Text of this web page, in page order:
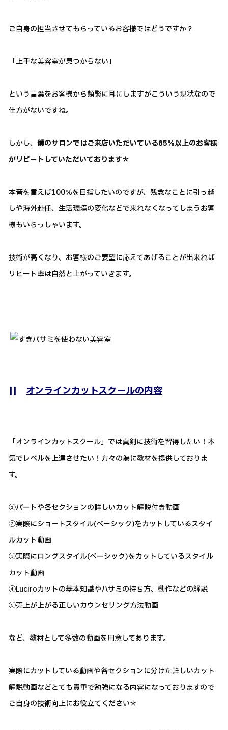
ご自身の担当させてもらっているお客様ではどうですか？
「上手な美容室が見つからない」
という言葉をお客様から頻繁に耳にしますがこういう現状なので
仕方がないですね。
しかし、 僕のサロンではご来店いただいている85％以上のお客様
がリピートしていただいております＊
本音を言えば100％を目指したいのですが、残念なことに引っ越
しや海外赴任、生活環境の変化などで来れなくなってしまうお客
様もいらっしゃいます。
技術が高くなり、お客様のご要望に応えてあげることが出来れば
リピート率は自然と上がっていきます。
|| オンラインカットスクールの内容
「オンラインカットスクール」では真剣に技術を習得したい！本
気でレベルを上達させたい！方々の為に教材を提供しておりま
す。
①パートや各セクションの詳しいカット解説付き動画
②実際にショートスタイル(ベーシック)をカットしているスタイ
ルカット動画
③実際にロングスタイル(ベーシック)をカットしているスタイル
カット動画
④Luciroカットの基本知識やハサミの持ち方、動作などの解説
⑤売上が上がる正しいカウンセリング方法動画
など、教材として多数の動画を用意してあります。
実際にカットしている動画や各セクションに分けた詳しいカット
解説動画などとても貴重で勉強になる内容になっておりますので
ご自身の技術向上にお役立てください＊